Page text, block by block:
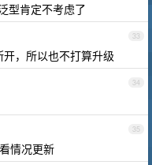
型肯定不考虑了
33
，所以也不打算升级
34
35
情况更新